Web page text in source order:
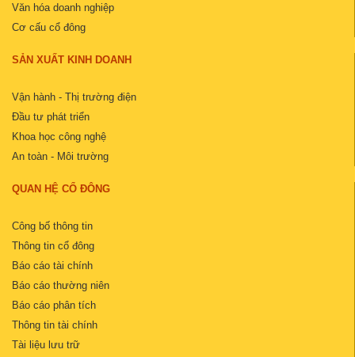
Văn hóa doanh nghiệp
Cơ cấu cổ đông
SẢN XUẤT KINH DOANH
Vận hành - Thị trường điện
Đầu tư phát triển
Khoa học công nghệ
An toàn - Môi trường
QUAN HỆ CỔ ĐÔNG
Công bố thông tin
Thông tin cổ đông
Báo cáo tài chính
Báo cáo thường niên
Báo cáo phân tích
Thông tin tài chính
Tài liệu lưu trữ